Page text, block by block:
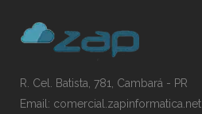
R. Cel. Batista, 781, Cambará - PR
Email: comercial.zapinformatica.net